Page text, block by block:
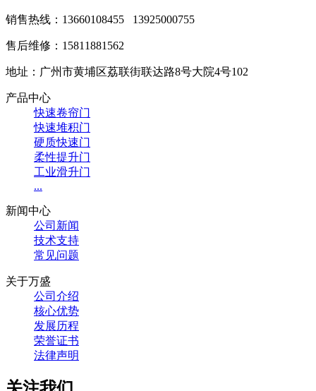
销售热线： 13660108455 13925000755
售后维修：15811881562
地址：广州市黄埔区荔联街联达路8号大院4号102
产品中心
快速卷帘门
快速堆积门
硬质快速门
柔性提升门
工业滑升门
...
新闻中心
公司新闻
技术支持
常见问题
关于万盛
公司介绍
核心优势
发展历程
荣誉证书
法律声明